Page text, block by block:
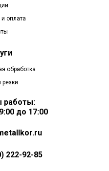
оплата
обработка
резки
работы:
до 17:00
222-92-85